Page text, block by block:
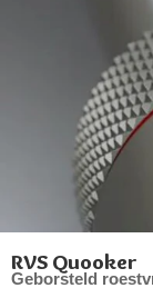
RVS Quooker
Geborsteld